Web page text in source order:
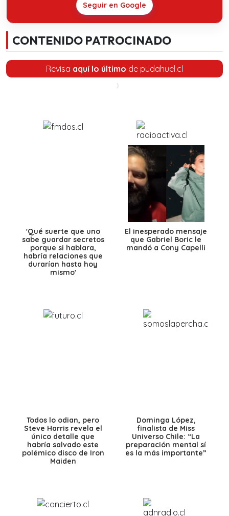
Seguir en Google
CONTENIDO PATROCINADO
Revisa aquí lo último de pudahuel.cl
'Qué suerte que uno
sabe guardar secretos
porque si hablara,
habría relaciones que
durarían hasta hoy
mismo'
El inesperado mensaje
que Gabriel Boric le
mandó a Cony Capelli
Todos lo odian, pero
Steve Harris revela el
único detalle que
habría salvado este
polémico disco de Iron
Maiden
Dominga López,
finalista de Miss
Universo Chile: “La
preparación mental sí
es la más importante”